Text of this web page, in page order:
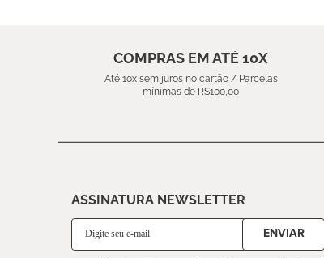
COMPRAS EM ATÉ 10X
Até 10x sem juros no cartão / Parcelas
mínimas de R$100,00
ASSINATURA NEWSLETTER
ENVIAR